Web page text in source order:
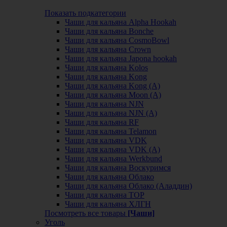
Показать подкатегории
Чаши для кальяна Alpha Hookah
Чаши для кальяна Bonche
Чаши для кальяна CosmoBowl
Чаши для кальяна Crown
Чаши для кальяна Japona hookah
Чаши для кальяна Kolos
Чаши для кальяна Kong
Чаши для кальяна Kong (A)
Чаши для кальяна Moon (А)
Чаши для кальяна NJN
Чаши для кальяна NJN (А)
Чаши для кальяна RF
Чаши для кальяна Telamon
Чаши для кальяна VDK
Чаши для кальяна VDK (А)
Чаши для кальяна Werkbund
Чаши для кальяна Воскуримся
Чаши для кальяна Облако
Чаши для кальяна Облако (Аладдин)
Чаши для кальяна ТОР
Чаши для кальяна ХЛГН
Посмотреть все товары [Чаши]
Уголь